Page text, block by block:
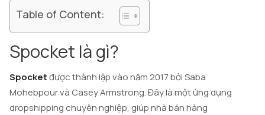
Table of Content:
Spocket là gì?
Spocketđược thành lập vào năm 2017 bởi Saba
Mohebpour và Casey Armstrong. Đây là một ứng dụng
dropshipping chuyên nghiệp, giúp nhà bán hàng